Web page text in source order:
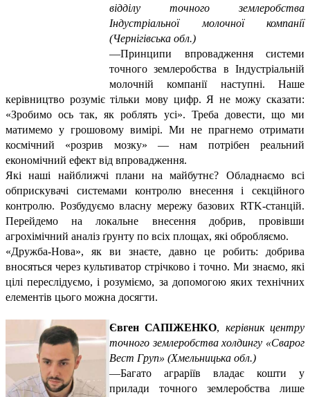
відділу точного землеробства
Індустріальної молочної компанії
(Чернігівська обл.)
—Принципи впровадження системи
точного землеробства в Індустріальній
молочній компанії наступні. Наше
керівництво розуміє тільки мову цифр. Я не можу сказати:
«Зробимо ось так, як роблять усі». Треба довести, що ми
матимемо у грошовому вимірі. Ми не прагнемо отримати
космічний «розрив мозку» — нам потрібен реальний
економічний ефект від впровадження.
Які наші найближчі плани на майбутнє? Обладнаємо всі
обприскувачі системами контролю внесення і секційного
контролю. Розбудуємо власну мережу базових RTK-станцій.
Перейдемо на локальне внесення добрив, провівши
агрохімічний аналіз ґрунту по всіх площах, які обробляємо.
«Дружба-Нова», як ви знаєте, давно це робить: добрива
вносяться через культиватор стрічково і точно. Ми знаємо, які
цілі переслідуємо, і розуміємо, за допомогою яких технічних
елементів цього можна досягти.
Євген САПІЖЕНКО, керівник центру
точного землеробства холдингу «Сварог
Вест Груп» (Хмельницька обл.)
—Багато аграріїв владає кошти у
прилади точного землеробства лише